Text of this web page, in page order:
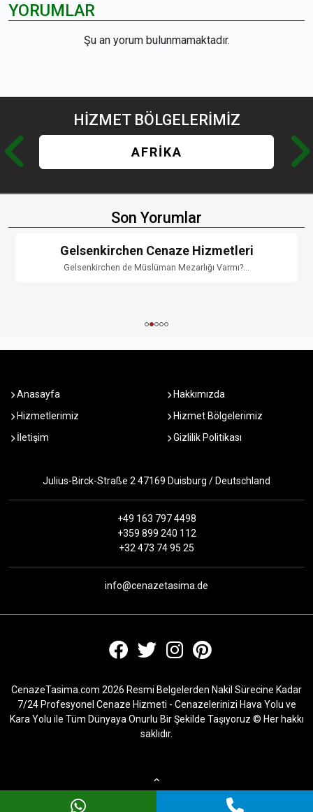
YORUMLAR
Şu an yorum bulunmamaktadır.
HİZMET BÖLGELERİMİZ
AFRİKA
Son Yorumlar
Gelsenkirchen Cenaze Hizmetleri
Gelsenkirchen de Müslüman Mezarlığı Varmı?...
Anasayfa
Hakkımızda
Hizmetlerimiz
Hizmet Bölgelerimiz
İletişim
Gizlilik Politikası
Julius-Birck-Straße 2 47169 Duisburg / Deutschland
+49 163 797 4498
+359 899 240 112
+32 473 74 95 25
info@cenazetasima.de
CenazeTasima.com 2026 Resmi Belgelerden Nakil Sürecine Kadar
7/24 Profesyonel Cenaze Hizmeti - Cenazelerinizi Hava Yolu ve
Kara Yolu ile Tüm Dünyaya Onurlu Bir Şekilde Taşıyoruz © Her hakkı
saklıdır.